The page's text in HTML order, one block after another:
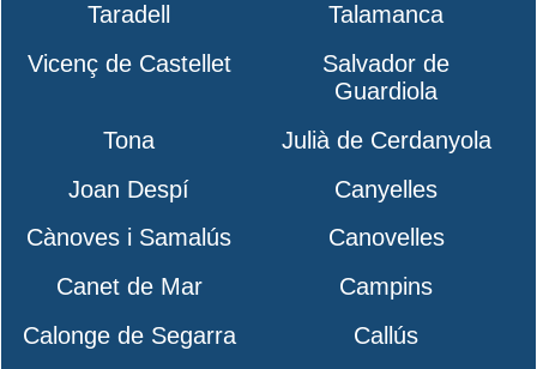
Taradell
Talamanca
Vicenç de Castellet
Salvador de
Guardiola
Tona
Julià de Cerdanyola
Joan Despí
Canyelles
Cànoves i Samalús
Canovelles
Canet de Mar
Campins
Calonge de Segarra
Callús